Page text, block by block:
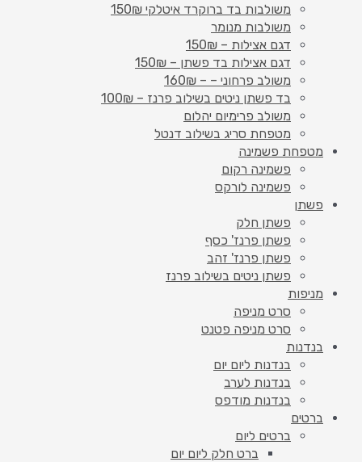
משולבות בד ברוקרד איטלקי 150₪
משולבות מנומר
דגם אצילות – 150₪
דגם אצילות בד פשתן – 150₪
משולב פרחוני – – 160₪
בד פשתן ניטים בשילוב פרנז – 100₪
משולב פרימיום יהלום
מטפחת סריג בשילוב דנטל
מטפחת פשמינה
פשמינה רקום
פשמינה לורקס
פשתן
פשתן חלק
פשתן פרנז' כסף
פשתן פרנז' זהב
פשתן ניטים בשילוב פרנז
מניפות
סרט מניפה
סרט מניפה פטנט
בנדנות
בנדנות ליום יום
בנדנות לערב
בנדנות מודפס
ברטים
ברטים ליום
ברט חלק ליום יום